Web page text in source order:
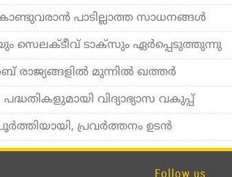
പാടില്ലാത്ത സാധനങ്ങൾ
സെലക്ടീവ് ടാക്സും ഏര്‍പ്പെടുത്തുന്നു
രാജ്യങ്ങളിൽ മുന്നിൽ ഖത്തർ
വിദ്യാഭ്യാസ വകുപ്പ്
പ്രവർത്തനം ഉടൻ
Follow us